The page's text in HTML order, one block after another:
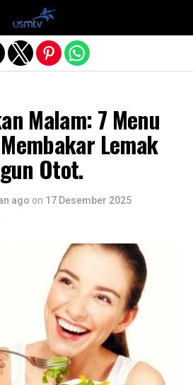
Malam: 7 Menu
Lemak
Otot.
ago on 17 Desember 2025
mobile version